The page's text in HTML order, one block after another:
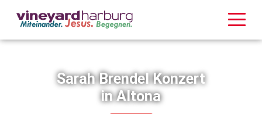
Sarah Brendel Konzert
in Altona